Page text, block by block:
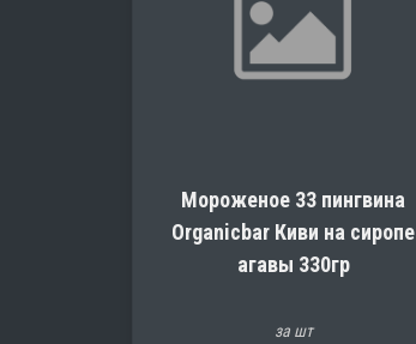
Мороженое 33 пингвина
Organicbar Киви на сиропе
агавы 330гр
за шт